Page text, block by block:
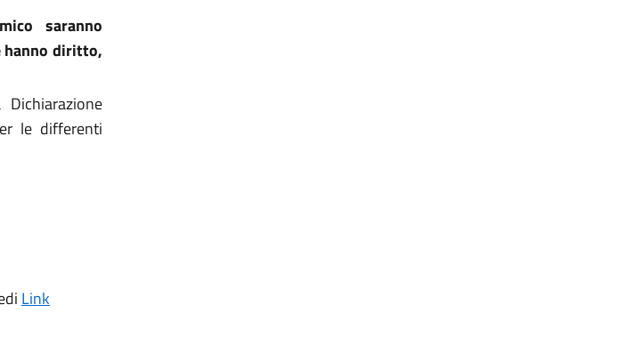
saranno
diritto,
le differenti
Link